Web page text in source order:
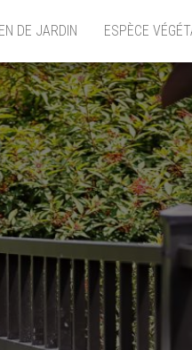
DE JARDIN ESPÈCE